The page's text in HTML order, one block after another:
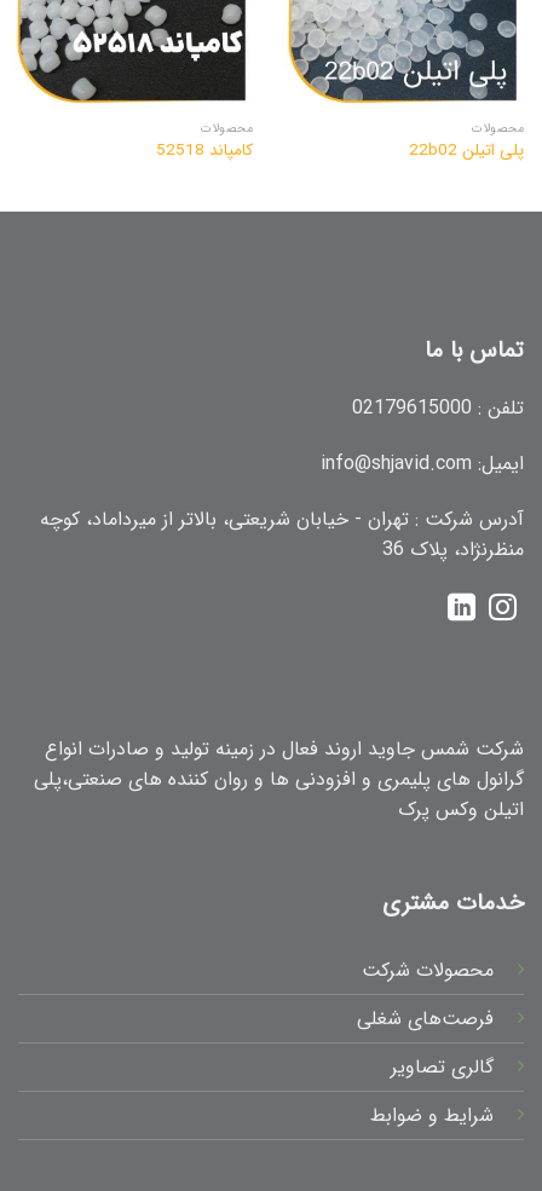
محصولات
پلی اتیلن 22b02
محصولات
کامپاند 52518
تماس با ما
تلفن : 02179615000
ایمیل: info@shjavid.com
آدرس شرکت : تهران - خیابان شریعتی، بالاتر از میرداماد، کوچه
منظرنژاد، پلاک 36
خدمات مشتری
محصولات شرکت
فرصت‌های شغلی
گالری تصاویر
شرایط و ضوابط
شرکت شمس جاوید اروند فعال در زمینه تولید و صادرات انواع
گرانول های پلیمری و افزودنی ها و روان کننده های صنعتی،پلی
اتیلن وکس پرک